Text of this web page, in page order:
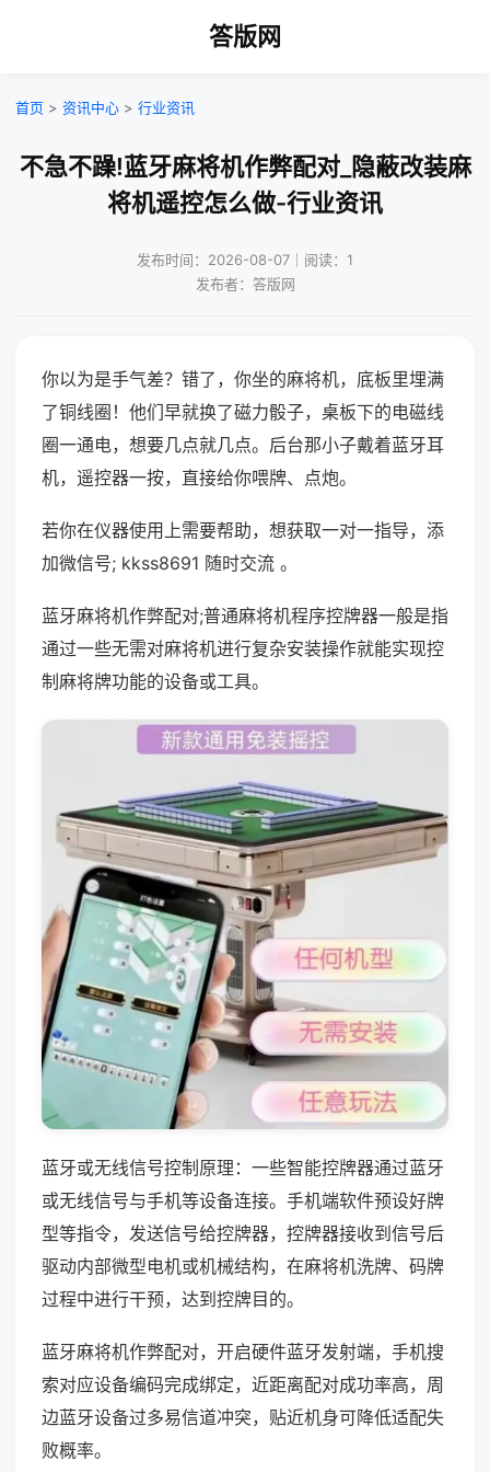
答版网
首页 > 资讯中心 > 行业资讯
不急不躁!蓝牙麻将机作弊配对_隐蔽改装麻
将机遥控怎么做-行业资讯
发布时间：2026-08-07｜阅读：1
发布者：答版网
你以为是手气差？错了，你坐的麻将机，底板里埋满
了铜线圈！他们早就换了磁力骰子，桌板下的电磁线
圈一通电，想要几点就几点。后台那小子戴着蓝牙耳
机，遥控器一按，直接给你喂牌、点炮。
若你在仪器使用上需要帮助，想获取一对一指导，添
加微信号; kkss8691 随时交流 。
蓝牙麻将机作弊配对;普通麻将机程序控牌器一般是指
通过一些无需对麻将机进行复杂安装操作就能实现控
制麻将牌功能的设备或工具。
蓝牙或无线信号控制原理：一些智能控牌器通过蓝牙
或无线信号与手机等设备连接。手机端软件预设好牌
型等指令，发送信号给控牌器，控牌器接收到信号后
驱动内部微型电机或机械结构，在麻将机洗牌、码牌
过程中进行干预，达到控牌目的。
蓝牙麻将机作弊配对，开启硬件蓝牙发射端，手机搜
索对应设备编码完成绑定，近距离配对成功率高，周
边蓝牙设备过多易信道冲突，贴近机身可降低适配失
败概率。